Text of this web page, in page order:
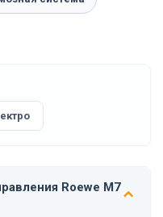
Roewe M7